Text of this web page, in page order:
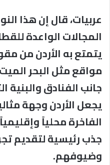
عربيات، قال إن هذا
المجالات الواعدة
يتمتع به الأردن من
مواقع مثل البحر
جانب الفنادق والبنية
يجعل الأردن وجهة
الفاخرة محلياً
جذب رئيسية لتقديم
وضيوفهم.